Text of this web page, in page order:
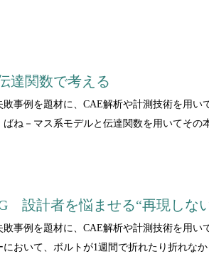
達関数で考える
事例を題材に、CAE解析や計測技術を用
ね－マス系モデルと伝達関数を用いてその
設計者を悩ませる“再現しな
事例を題材に、CAE解析や計測技術を用
おいて、ボルトが1週間で折れたり折れな